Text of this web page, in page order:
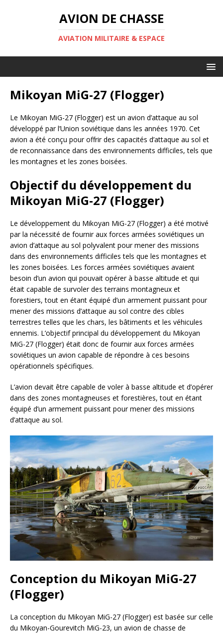
AVION DE CHASSE
AVIATION MILITAIRE & ESPACE
Mikoyan MiG-27 (Flogger)
Le Mikoyan MiG-27 (Flogger) est un avion d’attaque au sol
développé par l’Union soviétique dans les années 1970. Cet
avion a été conçu pour offrir des capacités d’attaque au sol et
de reconnaissance dans des environnements difficiles, tels que
les montagnes et les zones boisées.
Objectif du développement du
Mikoyan MiG-27 (Flogger)
Le développement du Mikoyan MiG-27 (Flogger) a été motivé
par la nécessité de fournir aux forces armées soviétiques un
avion d’attaque au sol polyvalent pour mener des missions
dans des environnements difficiles tels que les montagnes et
les zones boisées. Les forces armées soviétiques avaient
besoin d’un avion qui pouvait opérer à basse altitude et qui
était capable de survoler des terrains montagneux et
forestiers, tout en étant équipé d’un armement puissant pour
mener des missions d’attaque au sol contre des cibles
terrestres telles que les chars, les bâtiments et les véhicules
ennemis. L’objectif principal du développement du Mikoyan
MiG-27 (Flogger) était donc de fournir aux forces armées
soviétiques un avion capable de répondre à ces besoins
opérationnels spécifiques.
L’avion devait être capable de voler à basse altitude et d’opérer
dans des zones montagneuses et forestières, tout en étant
équipé d’un armement puissant pour mener des missions
d’attaque au sol.
Conception du Mikoyan MiG-27
(Flogger)
La conception du Mikoyan MiG-27 (Flogger) est basée sur celle
du Mikoyan-Gourevitch MiG-23, un avion de chasse de